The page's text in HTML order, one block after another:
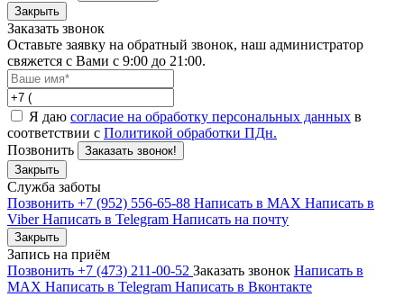
Закрыть
Заказать звонок
Оставьте заявку на обратный звонок, наш администратор
свяжется с Вами с 9:00 до 21:00.
Я даю согласие на обработку персональных данных в
соответствии с Политикой обработки ПДн.
Позвонить
Заказать звонок!
Закрыть
Служба заботы
Позвонить +7 (952) 556-65-88 Написать в MAX Написать в
ViberНаписать в Telegram Написать на почту
Закрыть
Запись на приём
Позвонить +7 (473) 211-00-52 Заказать звонок Написать в
MAX Написать в Telegram Написать в Вконтакте